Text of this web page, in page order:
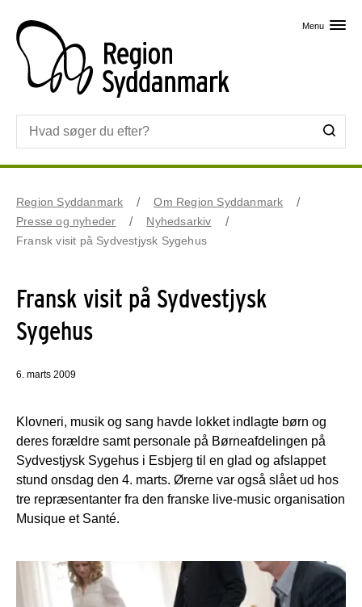
Menu
Region Syddanmark
Om Region Syddanmark
Presse og nyheder
Nyhedsarkiv
Fransk visit på Sydvestjysk Sygehus
Fransk visit på Sydvestjysk
Sygehus
6. marts 2009
Klovneri, musik og sang havde lokket indlagte børn og
deres forældre samt personale på Børneafdelingen på
Sydvestjysk Sygehus i Esbjerg til en glad og afslappet
stund onsdag den 4. marts. Ørerne var også slået ud hos
tre repræsentanter fra den franske live-music organisation
Musique et Santé.